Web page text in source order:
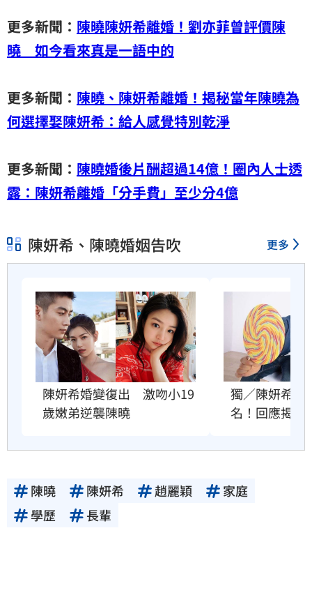
更多新聞： 陳曉陳妍希離婚！劉亦菲曾評價陳
曉 如今看來真是一語中的
更多新聞： 陳曉、陳妍希離婚！揭秘當年陳曉為
何選擇娶陳妍希：給人感覺特別乾淨
更多新聞： 陳曉婚後片酬超過14億！圈內人士透
露：陳妍希離婚「分手費」至少分4億
陳妍希、陳曉婚姻告吹 更多
陳妍希婚變復出　激吻小19
歲嫩弟逆襲陳曉
獨／陳妍希、
名！回應揭原
陳曉 陳妍希 趙麗穎
家庭
學歷
長輩